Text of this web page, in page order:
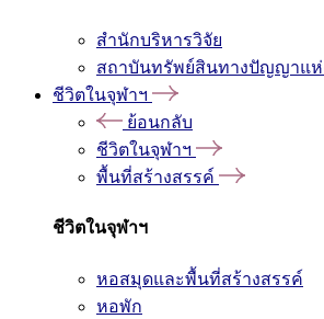
สำนักบริหารวิจัย
สถาบันทรัพย์สินทางปัญญาแห่
ชีวิตในจุฬาฯ
ย้อนกลับ
ชีวิตในจุฬาฯ
พื้นที่สร้างสรรค์
ชีวิตในจุฬาฯ
หอสมุดและพื้นที่สร้างสรรค์
หอพัก